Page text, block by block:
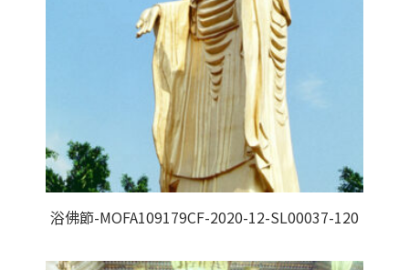
浴佛節-MOFA109179CF-2020-12-SL00037-120